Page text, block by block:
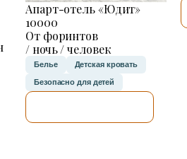
Апарт-отель «Юдит»
10000
От форинтов
/ ночь / человек
Белье Детская кровать
Безопасно для детей